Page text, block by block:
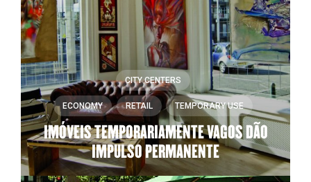
ECONOMY RETAIL TEMPORARY USE
CITY CENTERS
IMÓVEIS TEMPORARIAMENTE VAGOS DÃO
IMPULSO PERMANENTE